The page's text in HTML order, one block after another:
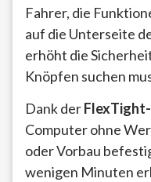
Fahrer, die
auf die Unterseite
erhöht die
Knöpfen suchen
Dank der
Computer ohne
oder Vorbau
wenigen Minuten